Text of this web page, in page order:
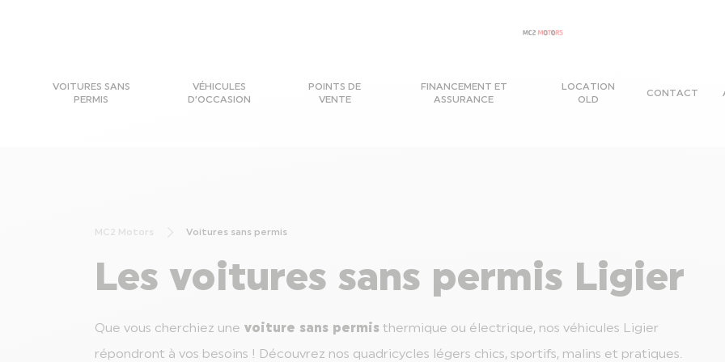
VOITURES SANS
PERMIS
VÉHICULES
D’OCCASION
POINTS DE
VENTE
FINANCEMENT ET
ASSURANCE
LOCATION
OLD
CONTACT
MC2 Motors Voitures sans permis
Les voitures sans permis Ligier
Que vous cherchiez une voiture sans permis thermique ou électrique, nos véhicules Ligier
répondront à vos besoins ! Découvrez nos quadricycles légers chics, sportifs, malins et pratiques.